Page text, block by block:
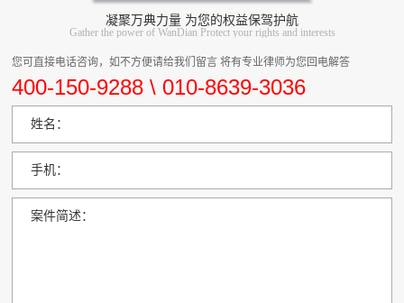
凝聚万典力量 为您的权益保驾护航
Gather the power of WanDian Protect your rights and interests
您可直接电话咨询，如不方便请给我们留言 将有专业律师为您回电解答
400-150-9288 \ 010-8639-3036
姓名：
手机：
案件简述：